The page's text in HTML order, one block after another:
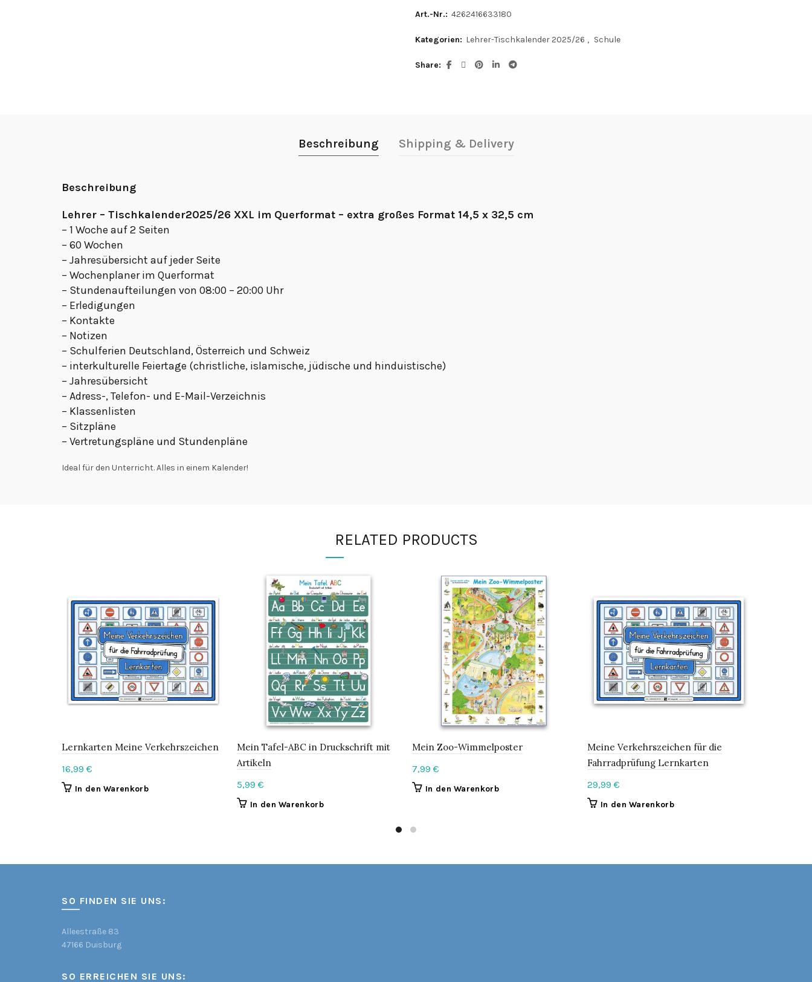
Art.-Nr.: 4262416633180
Kategorien: Lehrer-Tischkalender 2025/26 , Schule
Share
Beschreibung Shipping & Delivery
Beschreibung
Lehrer – Tischkalender2025/26 XXL im Querformat – extra großes Format 14,5 x 32,5 cm
– 1 Woche auf 2 Seiten
– 60 Wochen
– Jahresübersicht auf jeder Seite
– Wochenplaner im Querformat
– Stundenaufteilungen von 08:00 – 20:00 Uhr
– Erledigungen
– Kontakte
– Notizen
– Schulferien Deutschland, Österreich und Schweiz
– interkulturelle Feiertage (christliche, islamische, jüdische und hinduistische)
– Jahresübersicht
– Adress-, Telefon- und E-Mail-Verzeichnis
– Klassenlisten
– Sitzpläne
– Vertretungspläne und Stundenpläne
Ideal für den Unterricht. Alles in einem Kalender!
RELATED PRODUCTS
Lernkarten Meine Verkehrszeichen
16,99 €
In den Warenkorb
Mein Tafel-ABC in Druckschrift mit
Artikeln
5,99 €
In den Warenkorb
Mein Zoo-Wimmelposter
7,99 €
In den Warenkorb
Meine Verkehrszeichen für die
Fahrradprüfung Lernkarten
29,99 €
In den Warenkorb
SO FINDEN SIE UNS:
Alleestraße 83
47166 Duisburg
SO ERREICHEN SIE UNS: